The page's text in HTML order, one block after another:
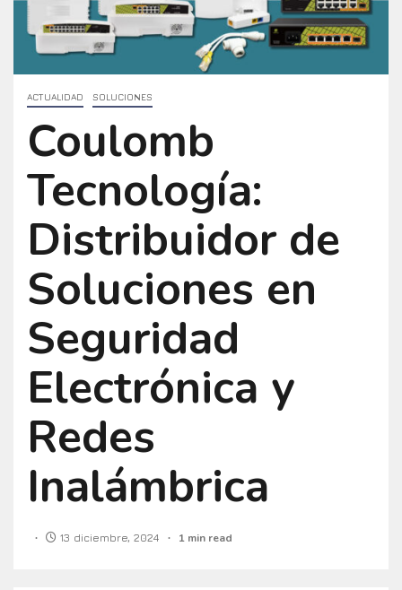
ACTUALIDAD SOLUCIONES
Coulomb
Tecnología:
Distribuidor de
Soluciones en
Seguridad
Electrónica y
Redes
Inalámbrica
13 diciembre, 2024 1 min read